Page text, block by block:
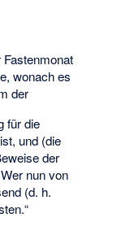
Fastenmonat
wonach es
der
für die
und (die
der
nun von
(d. h.